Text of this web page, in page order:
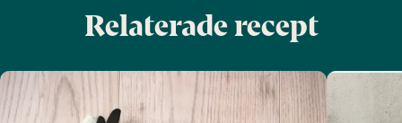
Relaterade recept